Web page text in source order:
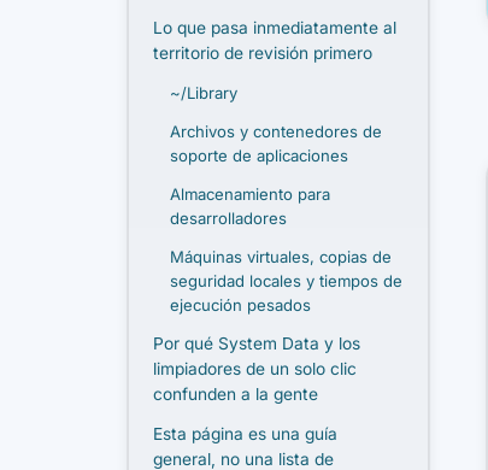
Lo que pasa inmediatamente al
territorio de revisión primero
~/Library
Archivos y contenedores de
soporte de aplicaciones
Almacenamiento para
desarrolladores
Máquinas virtuales, copias de
seguridad locales y tiempos de
ejecución pesados
Por qué System Data y los
limpiadores de un solo clic
confunden a la gente
Esta página es una guía
general, no una lista de